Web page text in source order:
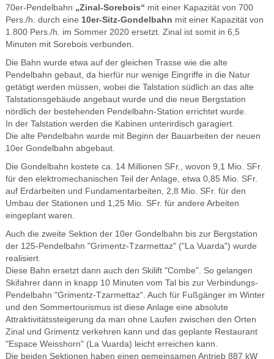
70er-Pendelbahn „Zinal-Sorebois“ mit einer Kapazität von 700
Pers./h. durch eine 10er-Sitz-Gondelbahn mit einer Kapazität von
1.800 Pers./h. im Sommer 2020 ersetzt. Zinal ist somit in 6,5
Minuten mit Sorebois verbunden.
Die Bahn wurde etwa auf der gleichen Trasse wie die alte
Pendelbahn gebaut, da hierfür nur wenige Eingriffe in die Natur
getätigt werden müssen, wobei die Talstation südlich an das alte
Talstationsgebäude angebaut wurde und die neue Bergstation
nördlich der bestehenden Pendelbahn-Station errichtet wurde.
In der Talstation werden die Kabinen unterirdisch garagiert.
Die alte Pendelbahn wurde mit Beginn der Bauarbeiten der neuen
10er Gondelbahn abgebaut.
Die Gondelbahn kostete ca. 14 Millionen SFr., wovon 9,1 Mio. SFr.
für den elektromechanischen Teil der Anlage, etwa 0,85 Mio. SFr.
auf Erdarbeiten und Fundamentarbeiten, 2,8 Mio. SFr. für den
Umbau der Stationen und 1,25 Mio. SFr. für andere Arbeiten
eingeplant waren.
Auch die zweite Sektion der 10er Gondelbahn bis zur Bergstation
der 125-Pendelbahn "Grimentz-Tzarmettaz" ("La Vuarda") wurde
realisiert.
Diese Bahn ersetzt dann auch den Skilift "Combe". So gelangen
Skifahrer dann in knapp 10 Minuten vom Tal bis zur Verbindungs-
Pendelbahn "Grimentz-Tzarmettaz". Auch für Fußgänger im Winter
und den Sommertourismus ist diese Anlage eine absolute
Attraktivitätssteigerung da man ohne Laufen zwischen den Orten
Zinal und Grimentz verkehren kann und das geplante Restaurant
"Espace Weisshorn" (La Vuarda) leicht erreichen kann.
Die beiden Sektionen haben einen gemeinsamen Antrieb 887 kW